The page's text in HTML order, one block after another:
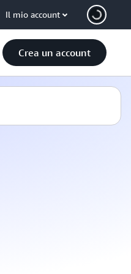
Il mio account
Crea un account